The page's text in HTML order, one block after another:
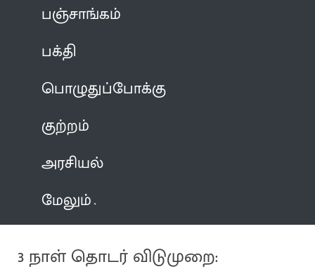
பஞ்சாங்கம்
பக்தி
பொழுதுப்போக்கு
குற்றம்
அரசியல்
மேலும்
3 நாள் தொடர் விடுமுறை: